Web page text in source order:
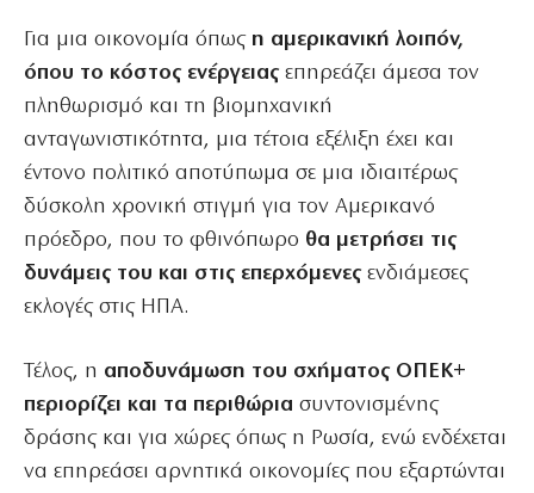
Για μια οικονομία όπως η αμερικανική λοιπόν,
όπου το κόστος ενέργειας επηρεάζει άμεσα τον
πληθωρισμό και τη βιομηχανική
ανταγωνιστικότητα, μια τέτοια εξέλιξη έχει και
έντονο πολιτικό αποτύπωμα σε μια ιδιαιτέρως
δύσκολη χρονική στιγμή για τον Αμερικανό
πρόεδρο, που το φθινόπωρο θα μετρήσει τις
δυνάμεις του και στις επερχόμενες ενδιάμεσες
εκλογές στις ΗΠΑ.
Τέλος, η αποδυνάμωση του σχήματος ΟΠΕΚ+
περιορίζει και τα περιθώρια συντονισμένης
δράσης και για χώρες όπως η Ρωσία, ενώ ενδέχεται
να επηρεάσει αρνητικά οικονομίες που εξαρτώνται